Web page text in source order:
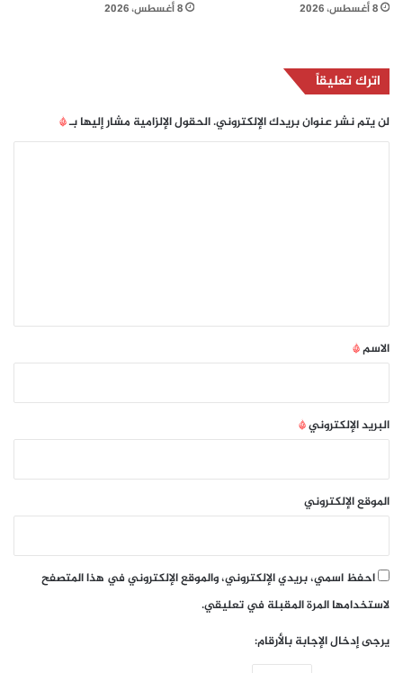
8 أغسطس، 2026 8 أغسطس، 2026
اترك تعليقاً
لن يتم نشر عنوان بريدك الإلكتروني.الحقول الإلزامية مشار إليها بـ*
*
الاسم*
البريد الإلكتروني*
الموقع الإلكتروني
احفظ اسمي، بريدي الإلكتروني، والموقع الإلكتروني في هذا المتصفح
لاستخدامها المرة المقبلة في تعليقي.
يرجى إدخال الإجابة بالأرقام: